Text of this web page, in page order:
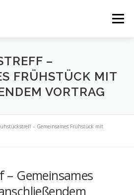
Menü
FÖRDERVEREIN
–
FRÜHSTÜCK MIT
VORTRAG
– Gemeinsames Frühstück mit
Gemeinsames